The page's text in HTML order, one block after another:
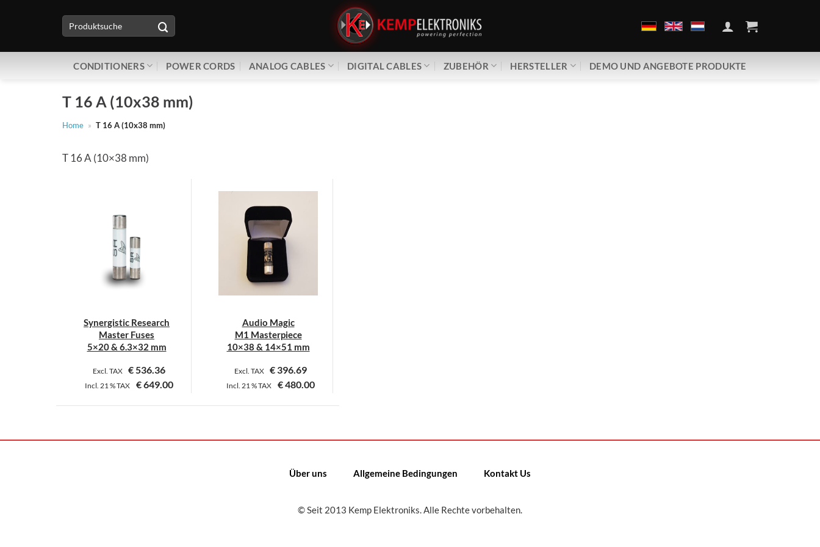
nach:
CONDITIONERS POWER CORDS ANALOG CABLES DIGITAL CABLES ZUBEHÖR HERSTELLER DEMO UND ANGEBOTE PRODUKTE
T 16 A (10x38 mm)
Home » T 16 A (10x38 mm)
T 16 A (10×38 mm)
Synergistic Research
Master Fuses
5×20 & 6.3×32 mm
Excl. TAX €536.36
Incl. 21 %TAX €649.00
Dieses
weist
Audio Magic
M1 Masterpiece
10×38 & 14×51 mm
Excl. TAX €396.69
Incl. 21 %TAX €480.00
Dieses
weist
Varianten
Optionen
Über uns Allgemeine Bedingungen Kontakt Us
© Seit 2013 Kemp Elektroniks. Alle Rechte vorbehalten.